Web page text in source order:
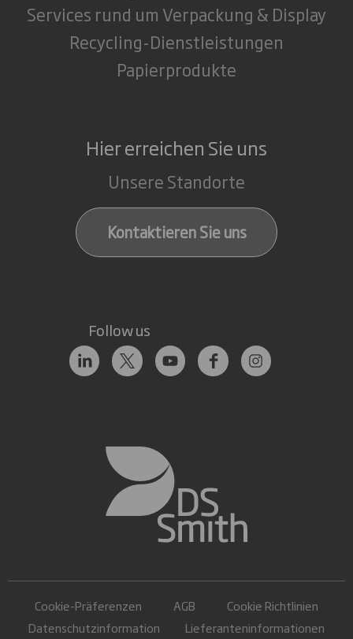
Services rund um Verpackung & Display
Recycling-Dienstleistungen
Papierprodukte
Hier erreichen Sie uns
Unsere Standorte
Kontaktieren Sie uns
Follow us
Cookie-Präferenzen AGB
Cookie Richtlinien
Datenschutzinformation
Lieferanteninformationen